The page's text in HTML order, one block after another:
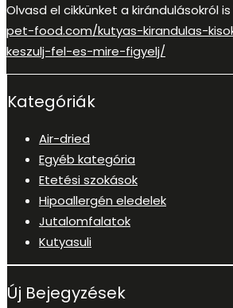
Olvasd el cikkünket a kirándulásokról
pet-food.com/kutyas-kirandulas-
keszulj-fel-es-mire-figyelj/
Kategóriák
Air-dried
Egyéb kategória
Etetési szokások
Hipoallergén eledelek
Jutalomfalatok
Kutyasuli
Új Bejegyzések